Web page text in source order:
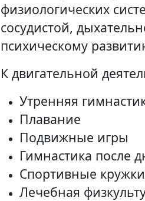
физиологических
сосудистой,
психическому
К двигательной
Утренняя
Плавание
Подвижные игры
Гимнастика после
Спортивные кружки
Лечебная